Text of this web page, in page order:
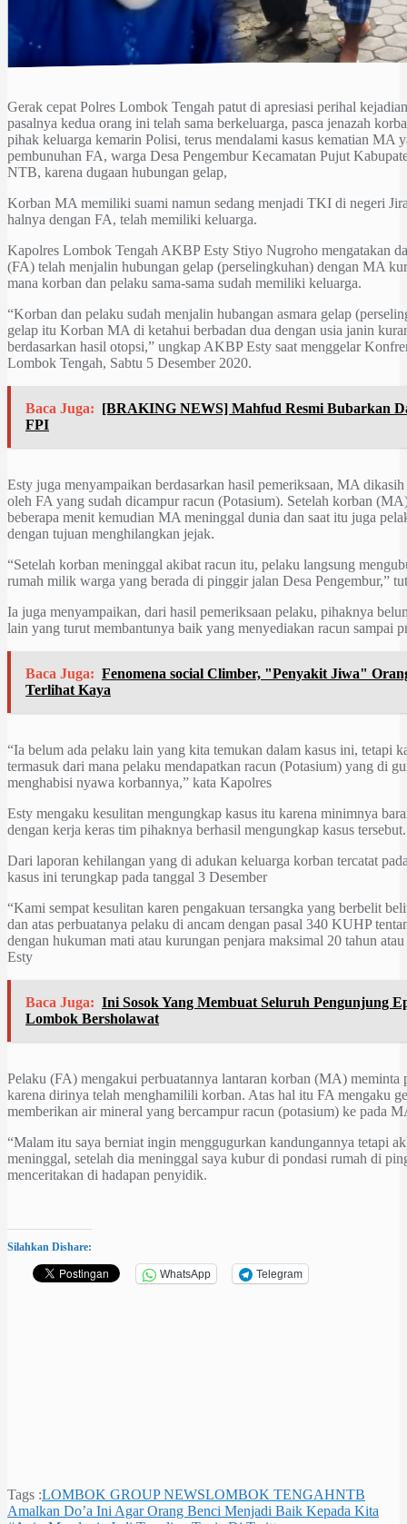
Gerak cepat Polres Lombok Tengah patut di apresiasi perihal
pasalnya kedua orang ini telah sama berkeluarga, pasca jenazah
pihak keluarga kemarin Polisi, terus mendalami kasus kematian MA
pembunuhan FA, warga Desa Pengembur Kecamatan Pujut
NTB, karena dugaan hubungan gelap,
Korban MA memiliki suami namun sedang menjadi TKI di negeri
halnya dengan FA, telah memiliki keluarga.
Kapolres Lombok Tengah AKBP Esty Stiyo Nugroho mengatakan
(FA) telah menjalin hubungan gelap (perselingkuhan) dengan MA
mana korban dan pelaku sama-sama sudah memiliki keluarga.
“Korban dan pelaku sudah menjalin hubangan asmara gelap
gelap itu Korban MA di ketahui berbadan dua dengan usia janin
berdasarkan hasil otopsi,” ungkap AKBP Esty saat menggelar
Lombok Tengah, Sabtu 5 Desember 2020.
Baca Juga: [BRAKING NEWS] Mahfud Resmi Bubarkan
FPI
Esty juga menyampaikan berdasarkan hasil pemeriksaan, MA
oleh FA yang sudah dicampur racun (Potasium). Setelah korban
beberapa menit kemudian MA meninggal dunia dan saat itu juga
dengan tujuan menghilangkan jejak.
“Setelah korban meninggal akibat racun itu, pelaku langsung
rumah milik warga yang berada di pinggir jalan Desa Pengembur,”
Ia juga menyampaikan, dari hasil pemeriksaan pelaku, pihaknya
lain yang turut membantunya baik yang menyediakan racun sampai
Baca Juga: Fenomena social Climber, "Penyakit Jiwa"
Terlihat Kaya
“Ia belum ada pelaku lain yang kita temukan dalam kasus ini, tetapi
termasuk dari mana pelaku mendapatkan racun (Potasium) yang di
menghabisi nyawa korbannya,” kata Kapolres
Esty mengaku kesulitan mengungkap kasus itu karena minimnya
dengan kerja keras tim pihaknya berhasil mengungkap kasus tersebut.
Dari laporan kehilangan yang di adukan keluarga korban tercatat
kasus ini terungkap pada tanggal 3 Desember
“Kami sempat kesulitan karen pengakuan tersangka yang berbelit
dan atas perbuatanya pelaku di ancam dengan pasal 340 KUHP
dengan hukuman mati atau kurungan penjara maksimal 20 tahun
Esty
Baca Juga: Ini Sosok Yang Membuat Seluruh Pengunjung
Lombok Bersholawat
Pelaku (FA) mengakui perbuatannya lantaran korban (MA) meminta
karena dirinya telah menghamilili korban. Atas hal itu FA mengaku
memberikan air mineral yang bercampur racun (potasium) ke pada
“Malam itu saya berniat ingin menggugurkan kandungannya tetapi
meninggal, setelah dia meninggal saya kubur di pondasi rumah di
menceritakan di hadapan penyidik.
Silahkan Dishare:
WhatsApp Telegram
Tags :LOMBOK GROUP NEWSLOMBOK TENGAHNTB
Navigasi
Amalkan Do’a Ini Agar Orang Benci Menjadi Baik Kepada Kita